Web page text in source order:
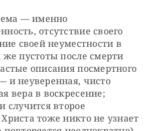
— именно
отсутствие своего
своей неуместности в
пустоты после смерти
описания посмертного
и неуверенная, чисто
вера в воскресение;
случится второе
тоже никто не узнает